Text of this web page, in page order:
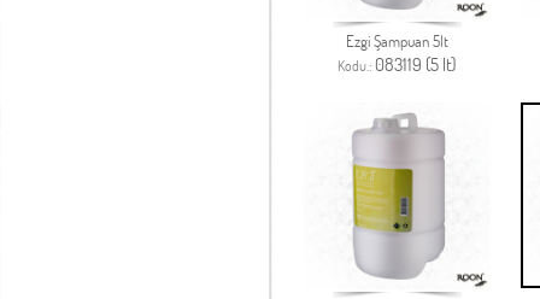
Ezgi Şampuan 5lt
Kodu.: 083119 (5 lt)